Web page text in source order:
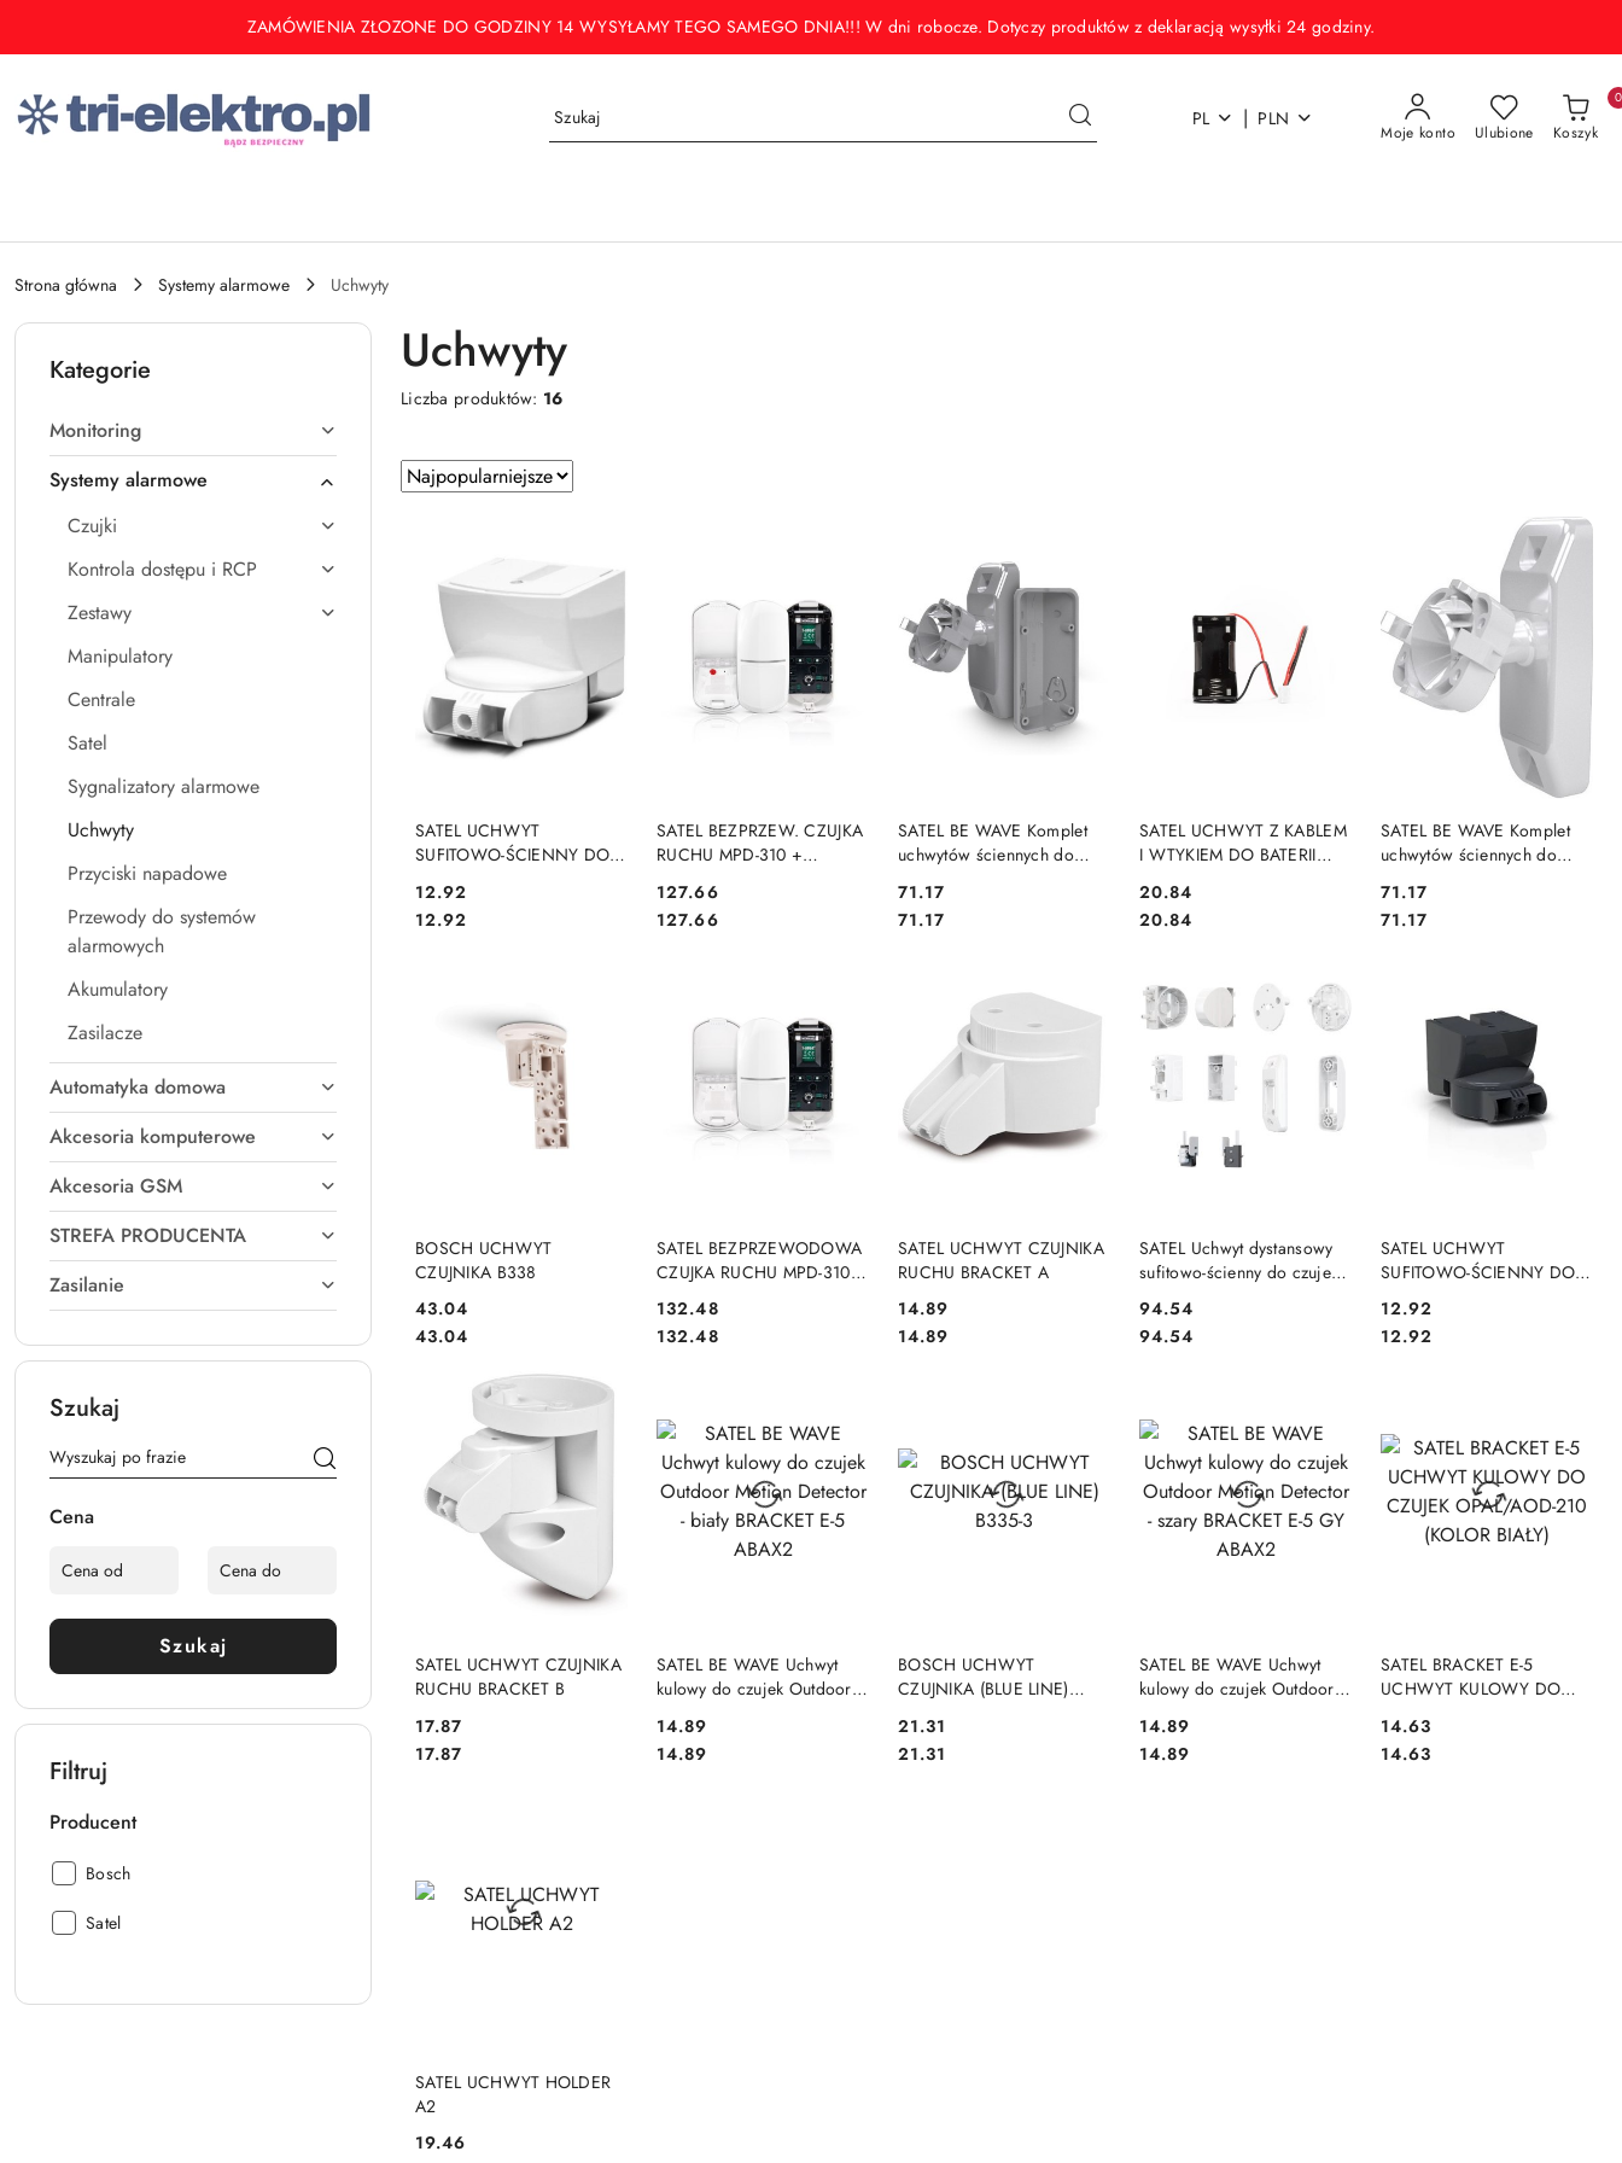
Przejdź do treści głównej
Przejdź do wyszukiwarki
Przejdź do moje konto
Przejdź do menu głównegoZAMÓWIENIA ZŁOZONE DO GODZINY 14 WYSYŁAMY TEGO SAMEGO DNIA!!! W dni robocze. Dotyczy produktów z deklaracją wysyłki 24 godziny.
PL | PLN
Moje konto Ulubione Koszyk
0
Strona główna Systemy alarmowe Uchwyty
Kategorie
Monitoring
Systemy alarmowe
Czujki
Kontrola dostępu i RCP
Zestawy
Manipulatory
Centrale
Satel
Sygnalizatory alarmowe
Uchwyty
Przyciski napadowe
Przewody do systemów
alarmowych
Akumulatory
Zasilacze
Automatyka domowa
Akcesoria komputerowe
Akcesoria GSM
STREFA PRODUCENTA
Zasilanie
Szukaj
Cena
Szukaj
Filtruj
Producent
Producent:
Bosch
Producent:
Satel
Uchwyty
Liczba produktów: 16
Zastosowano
sortowanie:
Sortuj
według
SATEL UCHWYT
SUFITOWO-ŚCIENNY DO
Cena:
12.92
Cena:
12.92
DO KOSZYKA
SATEL BEZPRZEW. CZUJKA
RUCHU MPD-310 +
Cena:
127.66
Cena:
127.66
DO KOSZYKA
SATEL BE WAVE Komplet
uchwytów ściennych do
210 BRACKET C GY ABAX2
Cena:
71.17
Cena:
71.17
DO KOSZYKA
SATEL UCHWYT Z KABLEM
I WTYKIEM DO BATERII
Cena:
20.84
Cena:
20.84
DO KOSZYKA
SATEL BE WAVE Komplet
uchwytów ściennych do
210 BRACKET C ABAX2
Cena:
71.17
Cena:
71.17
DO KOSZYKA
BOSCH UCHWYT
CZUJNIKA B338
Cena:
43.04
Cena:
43.04
DO KOSZYKA
SATEL BEZPRZEWODOWA
CZUJKA RUCHU MPD-310
Cena:
132.48
Cena:
132.48
DO KOSZYKA
SATEL UCHWYT CZUJNIKA
RUCHU BRACKET A
Cena:
14.89
Cena:
14.89
DO KOSZYKA
SATEL Uchwyt dystansowy
sufitowo-ścienny do czujek
typu AGATE/AOCD-260
Cena:
94.54
Cena:
94.54
DO KOSZYKA
SATEL UCHWYT
SUFITOWO-ŚCIENNY DO
(CIEMNOSZARY)
Cena:
12.92
Cena:
12.92
DO KOSZYKA
SATEL UCHWYT CZUJNIKA
RUCHU BRACKET B
Cena:
17.87
Cena:
17.87
PRODUKT NIEDOSTĘPNY
SATEL BE WAVE Uchwyt
kulowy do czujek Outdoor
BRACKET E-5 ABAX2
Cena:
14.89
Cena:
14.89
PRODUKT NIEDOSTĘPNY
BOSCH UCHWYT
CZUJNIKA (BLUE LINE)
Cena:
21.31
Cena:
21.31
PRODUKT NIEDOSTĘPNY
SATEL BE WAVE Uchwyt
kulowy do czujek Outdoor
BRACKET E-5 GY ABAX2
Cena:
14.89
Cena:
14.89
PRODUKT NIEDOSTĘPNY
SATEL BRACKET E-5
UCHWYT KULOWY DO
(KOLOR BIAŁY)
Cena:
14.63
Cena:
14.63
PRODUKT NIEDOSTĘPNY
SATEL UCHWYT HOLDER
A2
Cena:
19.46